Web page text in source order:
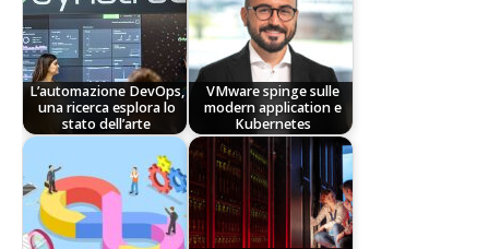
L’automazione DevOps,
una ricerca esplora lo
stato dell’arte
VMware spinge sulle
modern application e
Kubernetes